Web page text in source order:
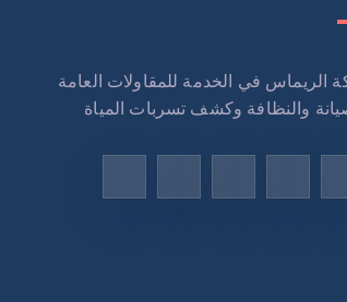
الريماس في الخدمة للمقاولات العامة
والنظافة وكشف تسربات المياة